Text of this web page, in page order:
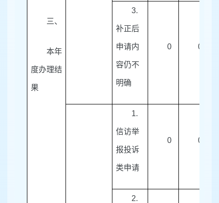
三、
本年
度办理结
果
3.
补正后
申请内
容仍不
明确
0 0
1.
信访举
报投诉
类申请
0 0
2.